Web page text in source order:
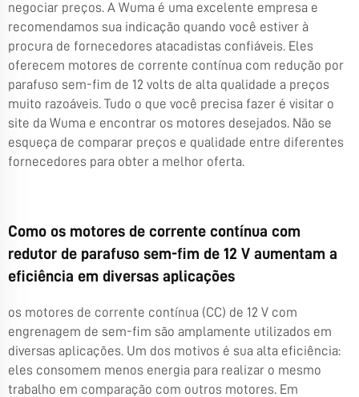
negociar preços. A Wuma é uma excelente empresa e
recomendamos sua indicação quando você estiver à
procura de fornecedores atacadistas confiáveis. Eles
oferecem motores de corrente contínua com redução por
parafuso sem-fim de 12 volts de alta qualidade a preços
muito razoáveis. Tudo o que você precisa fazer é visitar o
site da Wuma e encontrar os motores desejados. Não se
esqueça de comparar preços e qualidade entre diferentes
fornecedores para obter a melhor oferta.
Como os motores de corrente contínua com
redutor de parafuso sem-fim de 12 V aumentam a
eficiência em diversas aplicações
os motores de corrente contínua (CC) de 12 V com
engrenagem de sem-fim são amplamente utilizados em
diversas aplicações. Um dos motivos é sua alta eficiência:
eles consomem menos energia para realizar o mesmo
trabalho em comparação com outros motores. Em